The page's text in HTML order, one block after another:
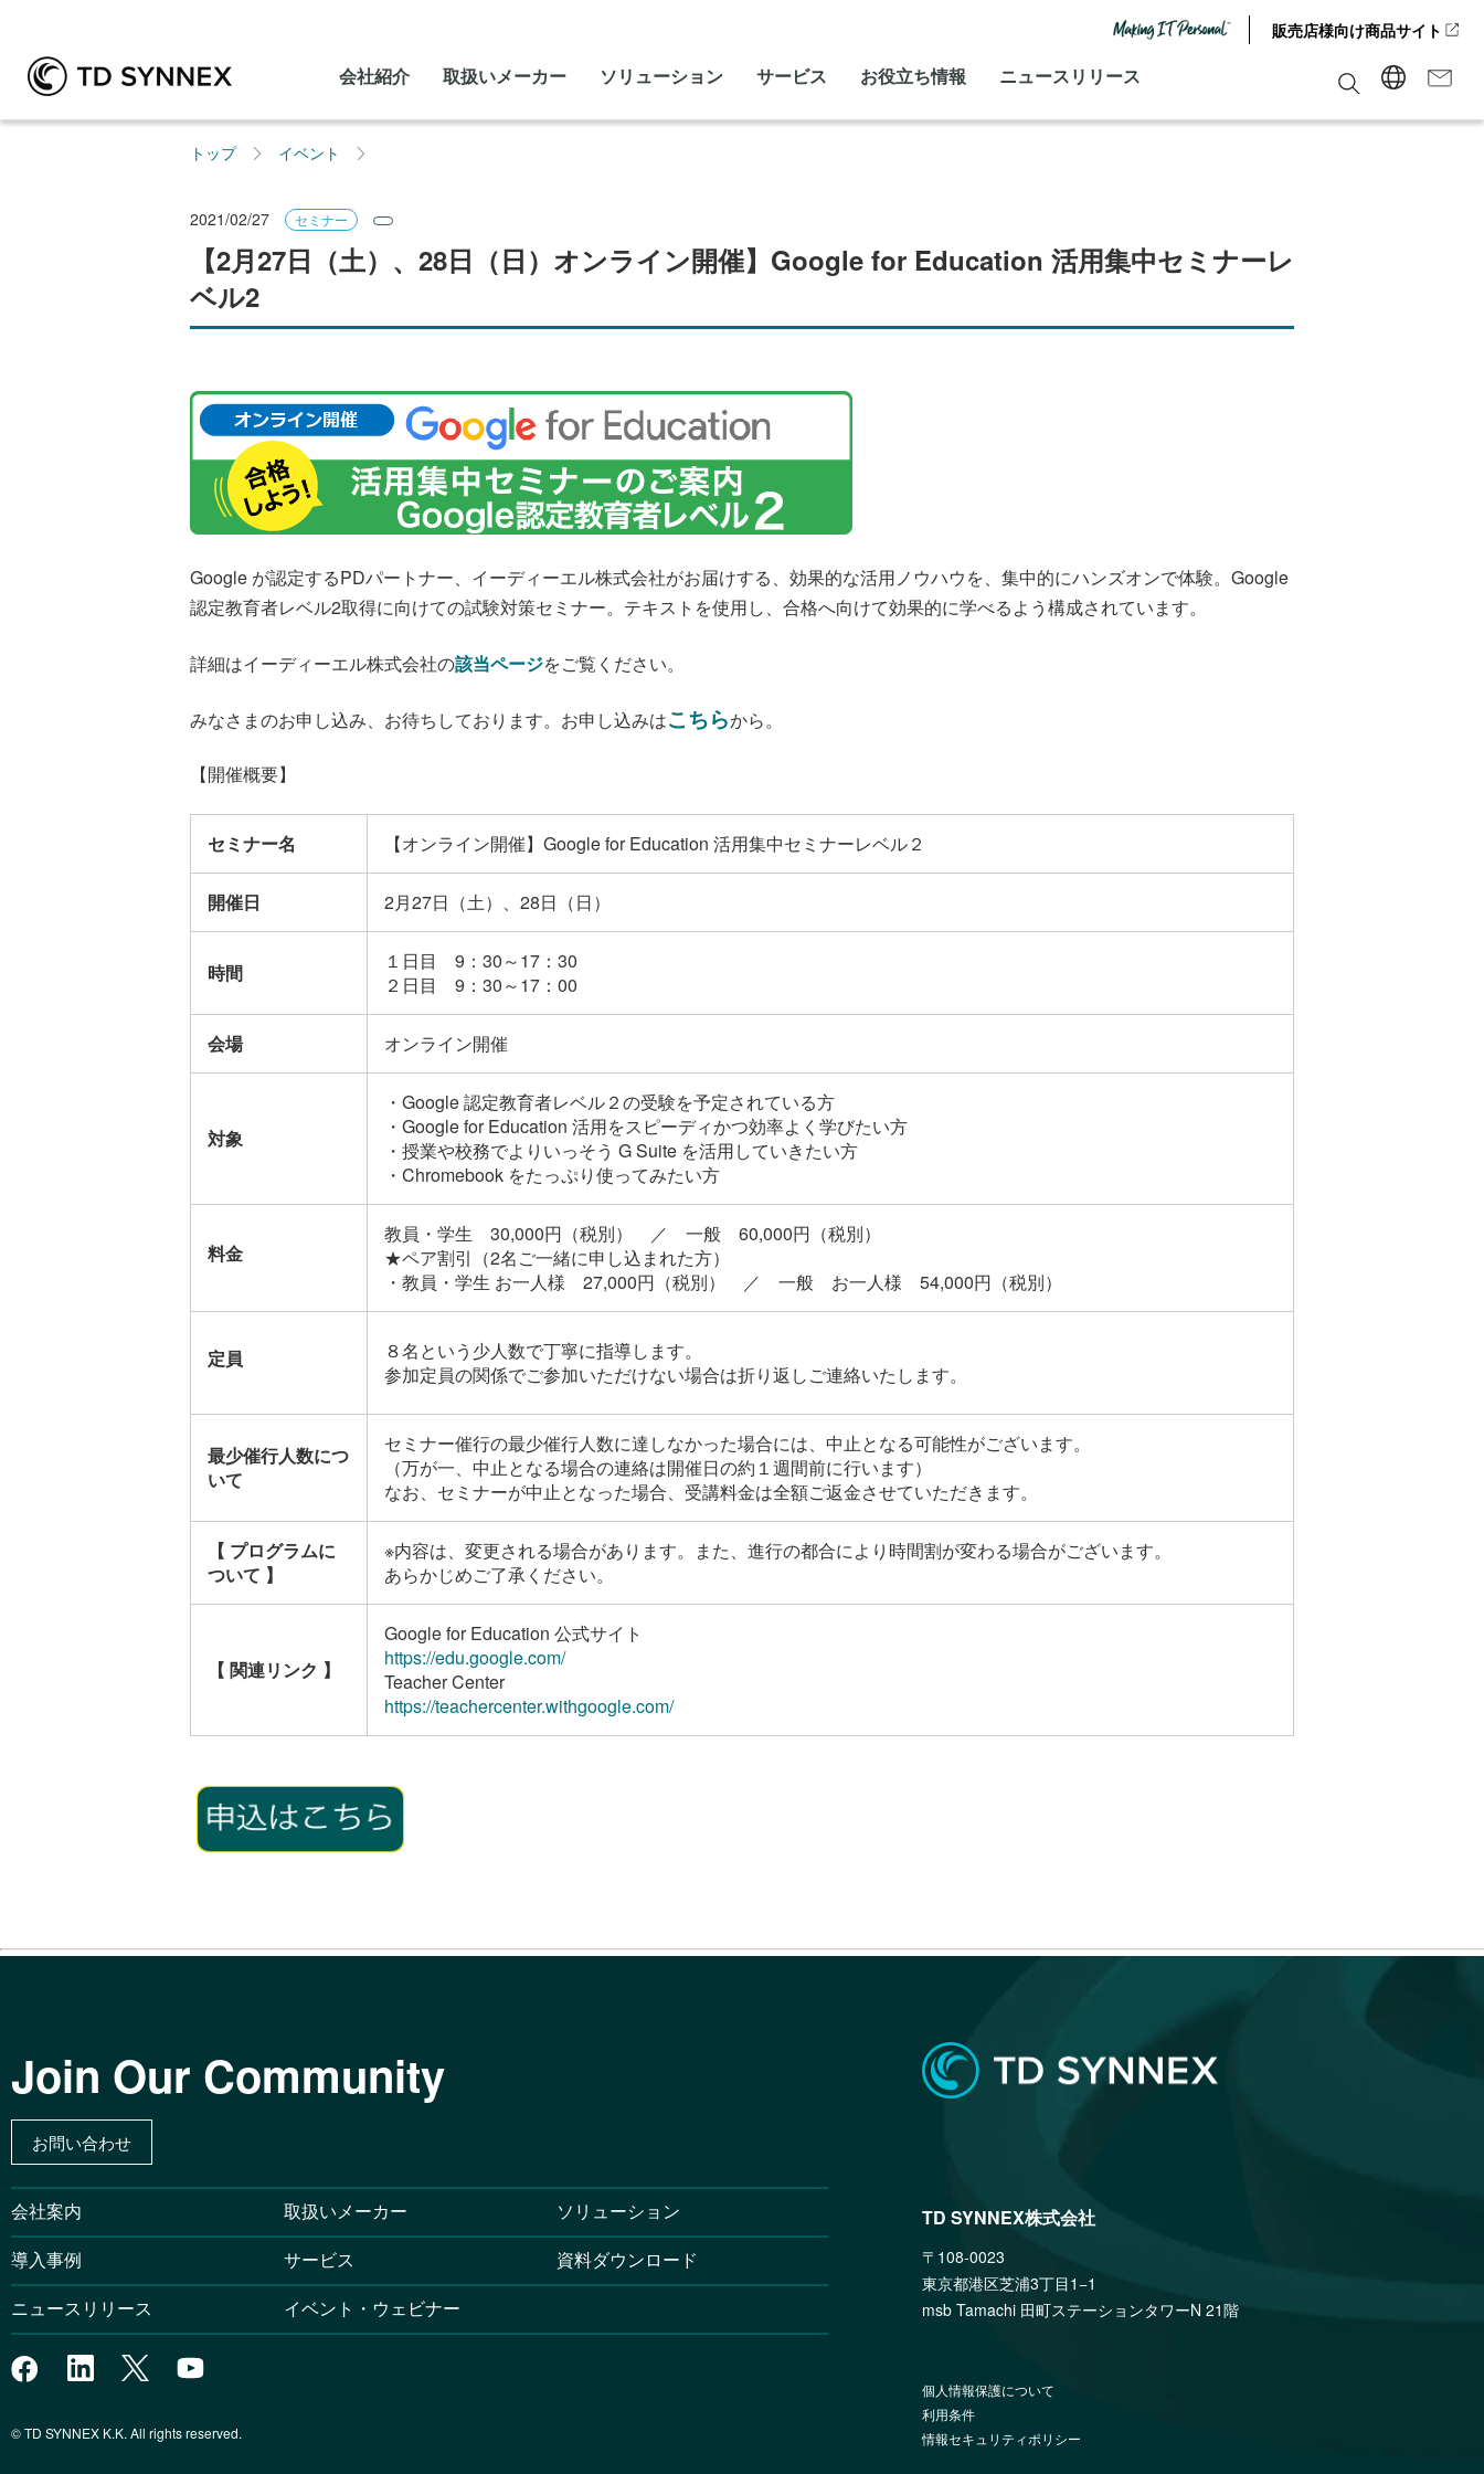
販売店様向け商品サイト
会社紹介 取扱いメーカー ソリューション サービス お役立ち情報 ニュースリリース
トップ イベント
2021/02/27 セミナー
【2月27日（土）、28日（日）オンライン開催】Google for Education 活用集中セミナーレ
ベル2
Google が認定するPDパートナー、イーディーエル株式会社がお届けする、効果的な活用ノウハウを、集中的にハンズオンで体験。Google
認定教育者レベル2取得に向けての試験対策セミナー。テキストを使用し、合格へ向けて効果的に学べるよう構成されています。
詳細はイーディーエル株式会社の該当ページをご覧ください。
みなさまのお申し込み、お待ちしております。お申し込みはこちらから。
【開催概要】
セミナー名 【オンライン開催】Google for Education 活用集中セミナーレベル２
開催日 2月27日（土）、28日（日）
時間
１日目 9：30～17：30
２日目 9：30～17：00
会場 オンライン開催
対象
・Google 認定教育者レベル２の受験を予定されている方
・Google for Education 活用をスピーディかつ効率よく学びたい方
・授業や校務でよりいっそう G Suite を活用していきたい方
・Chromebook をたっぷり使ってみたい方
料金
教員・学生 30,000円（税別） ／ 一般 60,000円（税別）
★ペア割引（2名ご一緒に申し込まれた方）
・教員・学生 お一人様 27,000円（税別） ／ 一般 お一人様 54,000円（税別）
定員
８名という少人数で丁寧に指導します。
参加定員の関係でご参加いただけない場合は折り返しご連絡いたします。
最少催行人数につ
いて
セミナー催行の最少催行人数に達しなかった場合には、中止となる可能性がございます。
（万が一、中止となる場合の連絡は開催日の約１週間前に行います）
なお、セミナーが中止となった場合、受講料金は全額ご返金させていただきます。
【 プログラムに
ついて 】
※内容は、変更される場合があります。また、進行の都合により時間割が変わる場合がございます。
あらかじめご了承ください。
【 関連リンク 】
Google for Education 公式サイト
https://edu.google.com/
Teacher Center
https://teachercenter.withgoogle.com/
Join Our Community
お問い合わせ
会社案内 取扱いメーカー
ソリューション
導入事例
サービス
資料ダウンロード
ニュースリリース
イベント・ウェビナー
© TD SYNNEX K.K. All rights reserved.
TD SYNNEX株式会社
〒108-0023
東京都港区芝浦3丁目1−1
msb Tamachi 田町ステーションタワーN 21階
個人情報保護について
利用条件
情報セキュリティポリシー